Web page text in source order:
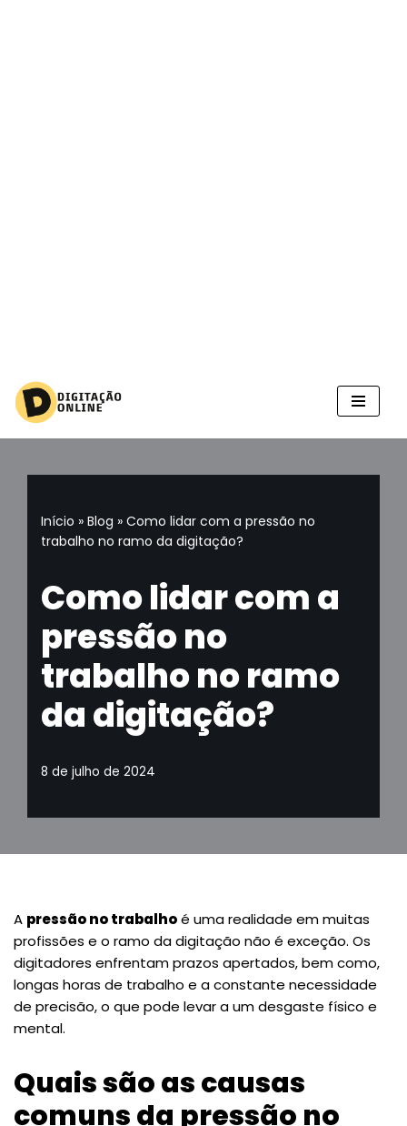
Pular
para
conteúdo
Início » Blog » Como lidar com a pressão no
trabalho no ramo da digitação?
Como lidar com a
pressão no
trabalho no ramo
da digitação?
8 de julho de 2024
A pressão no trabalhoé uma realidade em muitas
profissões e o ramo da digitação não é exceção. Os
digitadores enfrentam prazos apertados, bem como,
longas horas de trabalho e a constante necessidade
de precisão, o que pode levar a um desgaste físico e
mental.
Quais são as causas
comuns da pressão no